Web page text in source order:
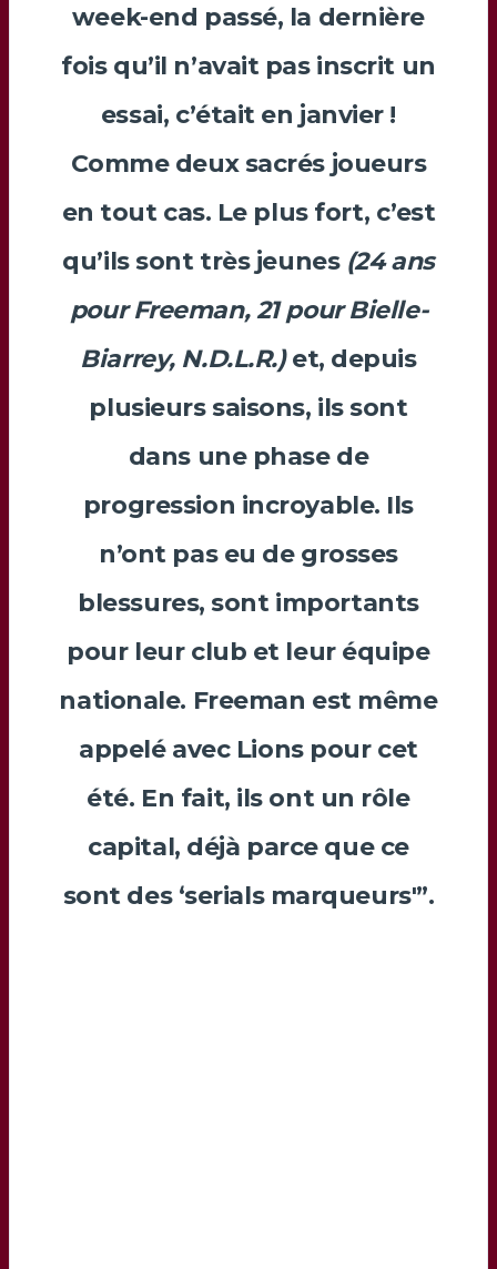
week-end passé, la dernière
fois qu’il n’avait pas inscrit un
essai, c’était en janvier !
Comme deux sacrés joueurs
en tout cas. Le plus fort, c’est
qu’ils sont très jeunes (24 ans
pourFreeman, 21 pourBielle-
Biarrey, N.D.L.R.)et, depuis
plusieurs saisons, ils sont
dans une phase de
progression incroyable. Ils
n’ont pas eu de grosses
blessures, sont importants
pour leur club et leur équipe
nationale. Freeman est même
appelé avec Lions pour cet
été. En fait, ils ont un rôle
capital, déjà parce que ce
sont des ‘serials marqueurs'”.